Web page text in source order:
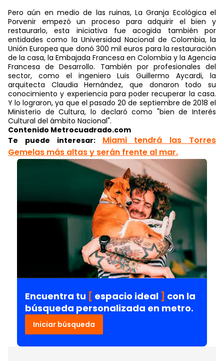
Pero aún en medio de las ruinas, La Granja Ecológica el
Porvenir empezó un proceso para adquirir el bien y
restaurarlo, esta iniciativa fue acogida también por
entidades como la Universidad Nacional de Colombia, la
Unión Europea que donó 300 mil euros para la restauración
de la casa, la Embajada Francesa en Colombia y la Agencia
Francesa de Desarrollo. También por profesionales del
sector, como el ingeniero Luis Guillermo Aycardi, la
arquitecta Claudia Hernández, que donaron todo su
conocimiento y experiencia para poder recuperar la casa.
Y lo lograron, ya que el pasado 20 de septiembre de 2018 el
Ministerio de Cultura, lo declaró como "bien de Interés
Cultural del ámbito Nacional".
Contenido Metrocuadrado.com
Te puede interesar: Miami tendrá las Torres
Gemelas más altas y serán frente al mar.
Encuentra tu [ espacio ideal ] con la
búsqueda personalizada en metro.
Iniciar búsqueda